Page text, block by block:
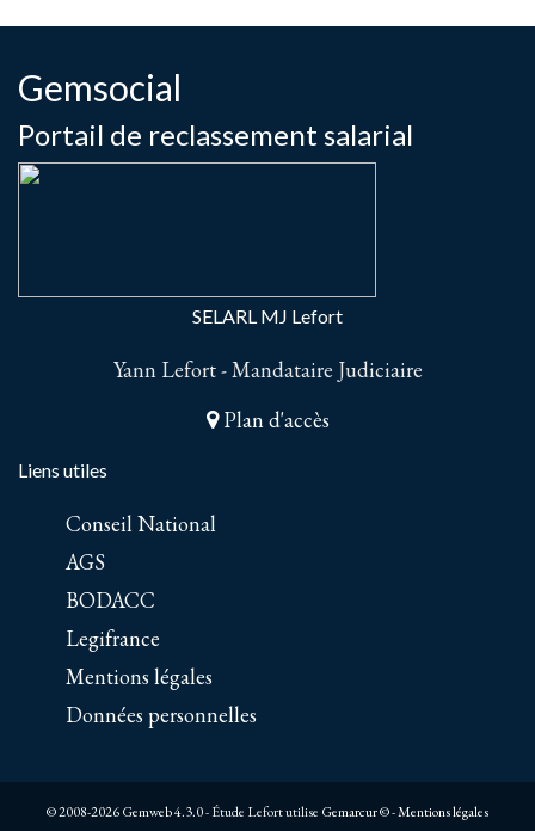
Gemsocial
Portail de reclassement salarial
SELARL MJ Lefort
Yann Lefort - Mandataire Judiciaire
Plan d'accès
Liens utiles
Conseil National
AGS
BODACC
Legifrance
Mentions légales
Données personnelles
© 2008-2026 Gemweb 4.3.0- Étude Lefort utilise Gemarcur ©-Mentions légales